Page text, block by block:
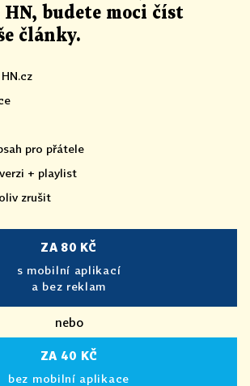
budete moci číst
články.
pro přátele
+ playlist
zrušit
ZA 80 KČ
s mobilní aplikací
a bez reklam
nebo
ZA 40 KČ
bez mobilní aplikace